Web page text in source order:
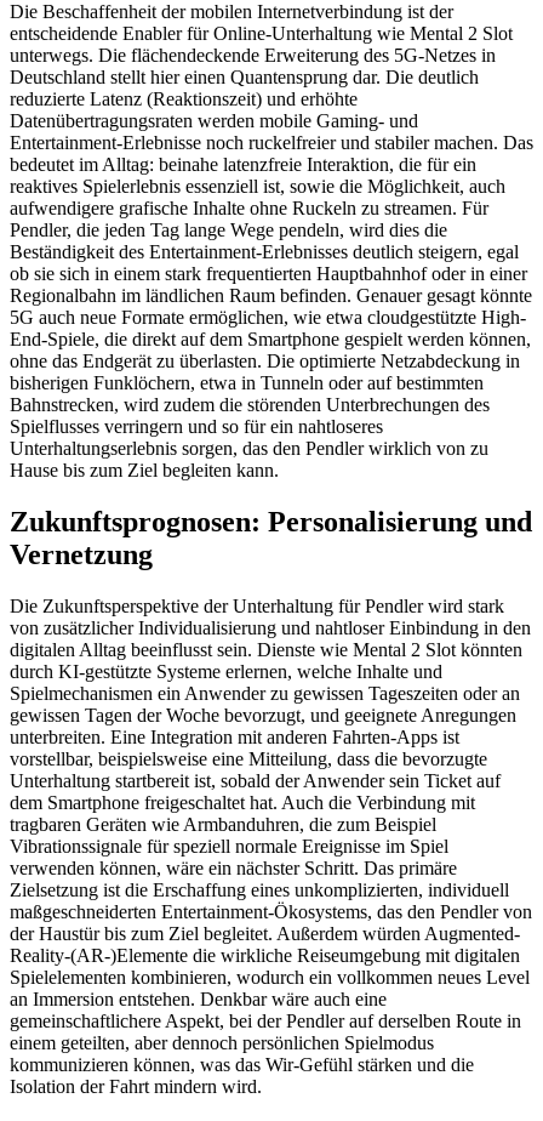
Die Beschaffenheit der mobilen Internetverbindung ist der
entscheidende Enabler für Online-Unterhaltung wie Mental 2 Slot
unterwegs. Die flächendeckende Erweiterung des 5G-Netzes in
Deutschland stellt hier einen Quantensprung dar. Die deutlich
reduzierte Latenz (Reaktionszeit) und erhöhte
Datenübertragungsraten werden mobile Gaming- und
Entertainment-Erlebnisse noch ruckelfreier und stabiler machen. Das
bedeutet im Alltag: beinahe latenzfreie Interaktion, die für ein
reaktives Spielerlebnis essenziell ist, sowie die Möglichkeit, auch
aufwendigere grafische Inhalte ohne Ruckeln zu streamen. Für
Pendler, die jeden Tag lange Wege pendeln, wird dies die
Beständigkeit des Entertainment-Erlebnisses deutlich steigern, egal
ob sie sich in einem stark frequentierten Hauptbahnhof oder in einer
Regionalbahn im ländlichen Raum befinden. Genauer gesagt könnte
5G auch neue Formate ermöglichen, wie etwa cloudgestützte High-
End-Spiele, die direkt auf dem Smartphone gespielt werden können,
ohne das Endgerät zu überlasten. Die optimierte Netzabdeckung in
bisherigen Funklöchern, etwa in Tunneln oder auf bestimmten
Bahnstrecken, wird zudem die störenden Unterbrechungen des
Spielflusses verringern und so für ein nahtloseres
Unterhaltungserlebnis sorgen, das den Pendler wirklich von zu
Hause bis zum Ziel begleiten kann.
Zukunftsprognosen: Personalisierung und
Vernetzung
Die Zukunftsperspektive der Unterhaltung für Pendler wird stark
von zusätzlicher Individualisierung und nahtloser Einbindung in den
digitalen Alltag beeinflusst sein. Dienste wie Mental 2 Slot könnten
durch KI-gestützte Systeme erlernen, welche Inhalte und
Spielmechanismen ein Anwender zu gewissen Tageszeiten oder an
gewissen Tagen der Woche bevorzugt, und geeignete Anregungen
unterbreiten. Eine Integration mit anderen Fahrten-Apps ist
vorstellbar, beispielsweise eine Mitteilung, dass die bevorzugte
Unterhaltung startbereit ist, sobald der Anwender sein Ticket auf
dem Smartphone freigeschaltet hat. Auch die Verbindung mit
tragbaren Geräten wie Armbanduhren, die zum Beispiel
Vibrationssignale für speziell normale Ereignisse im Spiel
verwenden können, wäre ein nächster Schritt. Das primäre
Zielsetzung ist die Erschaffung eines unkomplizierten, individuell
maßgeschneiderten Entertainment-Ökosystems, das den Pendler von
der Haustür bis zum Ziel begleitet. Außerdem würden Augmented-
Reality-(AR-)Elemente die wirkliche Reiseumgebung mit digitalen
Spielelementen kombinieren, wodurch ein vollkommen neues Level
an Immersion entstehen. Denkbar wäre auch eine
gemeinschaftlichere Aspekt, bei der Pendler auf derselben Route in
einem geteilten, aber dennoch persönlichen Spielmodus
kommunizieren können, was das Wir-Gefühl stärken und die
Isolation der Fahrt mindern wird.